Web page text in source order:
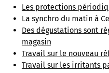
Les protections
La synchro du matin à
Des dégustations sont
magasin
Travail sur le nouveau
Travail sur les irritants